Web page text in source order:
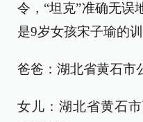
令，“坦克”准确无误
是9岁女孩宋子瑜的训
爸爸：湖北省黄石市
女儿：湖北省黄石